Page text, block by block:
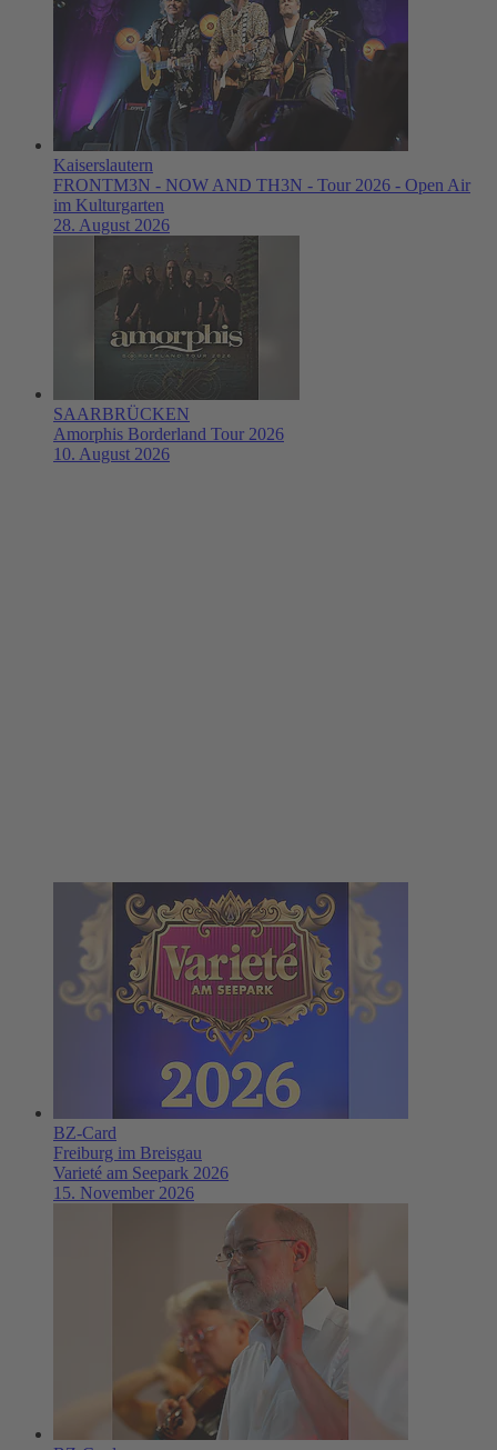
Kaiserslautern
FRONTM3N - NOW AND TH3N - Tour 2026 - Open Air
im Kulturgarten
28. August 2026
SAARBRÜCKEN
Amorphis Borderland Tour 2026
10. August 2026
BZ-Card
Freiburg im Breisgau
Varieté am Seepark 2026
15. November 2026